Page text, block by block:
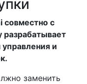
совместно с
и
заменить